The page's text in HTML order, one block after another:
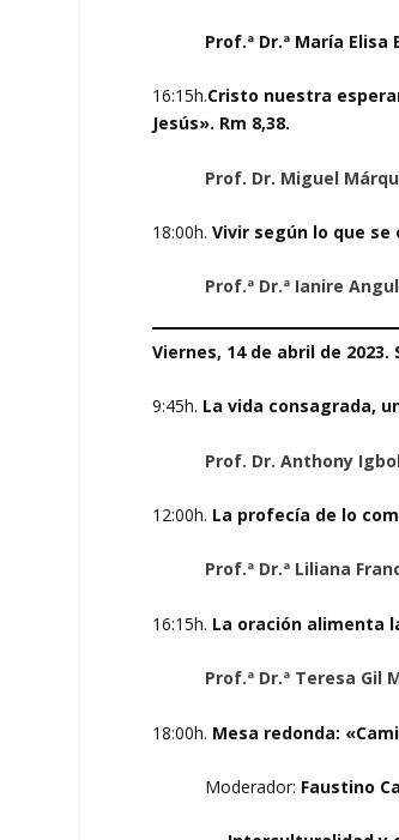
Prof.ª Dr.ª María
16:15h.Cristo nuestra
Jesús». Rm 8,38.
Prof. Dr. Miguel
18:00h.Vivir según lo que se
Prof.ª Dr.ª Ianire
Viernes, 14 de abril de 2023.
9:45h. La vida consagrada,
Prof. Dr. Anthony
12:00h. La profecía de lo
Prof.ª Dr.ª Liliana
16:15h. La oración alimenta
Prof.ª Dr.ª Teresa Gil
18:00h. Mesa redonda:
Moderador: Faustino